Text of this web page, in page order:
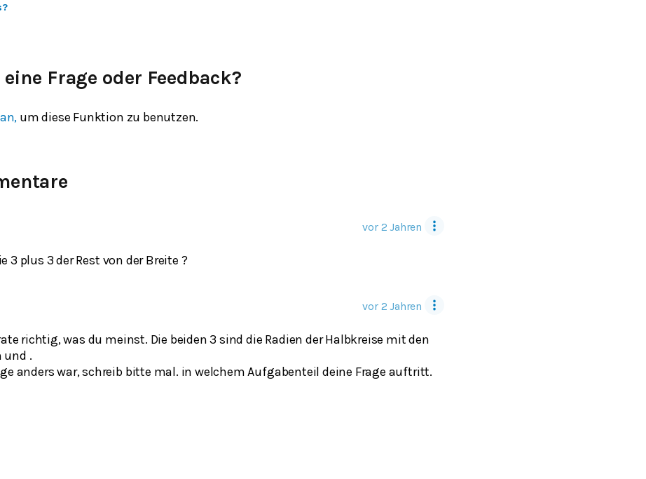
Frage oder Feedback?
um diese Funktion zu benutzen.
vor 2 Jahren
vor 2 Jahren
richtig, was du meinst. Die beiden 3 sind die Radien der Halbkreise mit den
und .
anders war, schreib bitte mal. in welchem Aufgabenteil deine Frage auftritt.